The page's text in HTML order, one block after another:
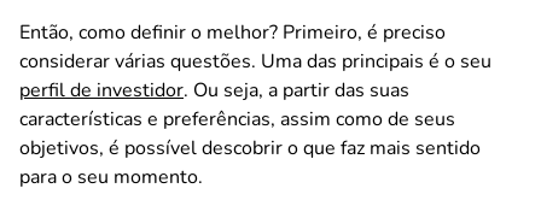
Então, como definir o melhor? Primeiro, é preciso
considerar várias questões. Uma das principais é o seu
perfil de investidor. Ou seja, a partir das suas
características e preferências, assim como de seus
objetivos, é possível descobrir o que faz mais sentido
para o seu momento.